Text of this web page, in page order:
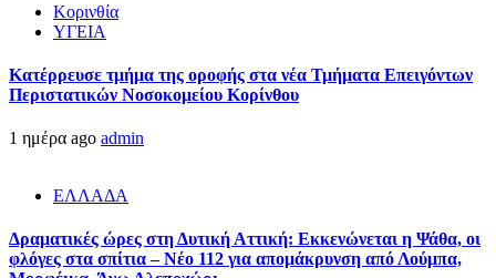
Κορινθία
ΥΓΕΙΑ
Kατέρρευσε τμήμα της οροφής στα νέα Τμήματα Επειγόντων
Περιστατικών Νοσοκομείου Κορίνθου
1 ημέρα ago admin
ΕΛΛΑΔΑ
Δραματικές ώρες στη Δυτική Αττική: Εκκενώνεται η Ψάθα, οι
φλόγες στα σπίτια – Νέο 112 για απομάκρυνση από Λούμπα,